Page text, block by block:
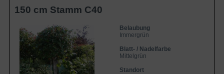
150 cm Stamm C40
Belaubung
Immergrün
Blatt- / Nadelfarbe
Mittelgrün
Standort